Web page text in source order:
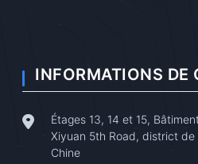
INFORMATIONS DE
Étages 13, 14 et 15,
Xiyuan 5th Road, district de
Chine